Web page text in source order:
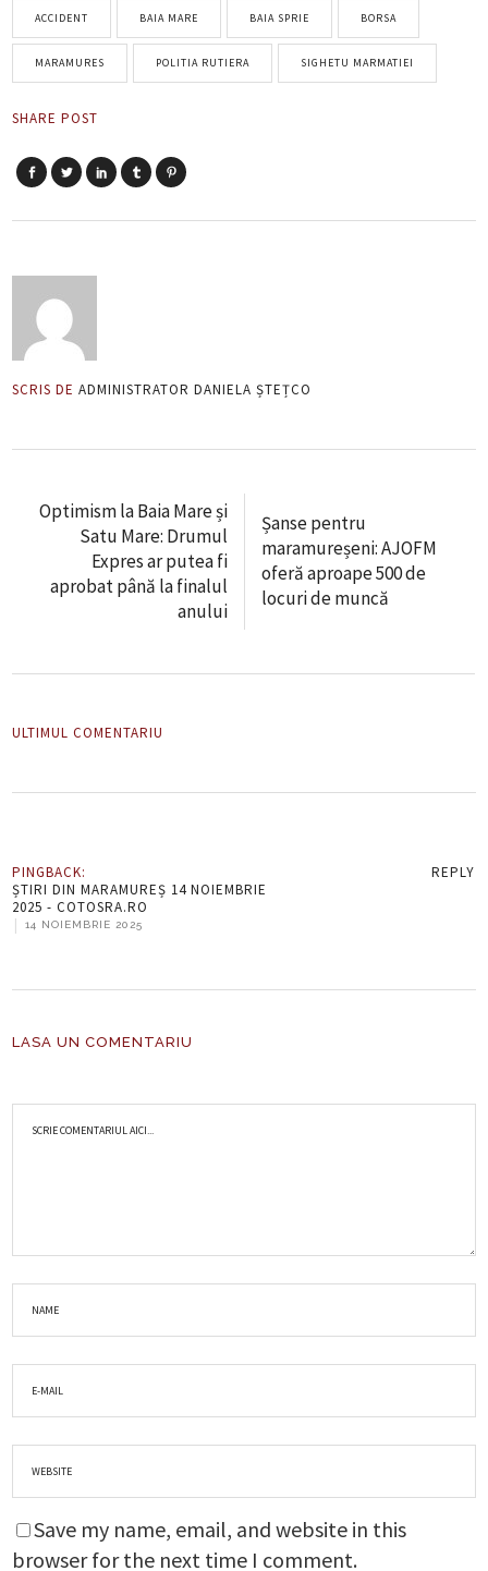
ACCIDENT BAIA MARE BAIA SPRIE BORSA
MARAMURES POLITIA RUTIERA SIGHETU MARMATIEI
SHARE POST
SCRIS DE ADMINISTRATOR DANIELA ȘTEȚCO
Optimism la Baia Mare și
Satu Mare: Drumul
Expres ar putea fi
aprobat până la finalul
anului
Șanse pentru
maramureșeni: AJOFM
oferă aproape 500 de
locuri de muncă
ULTIMUL COMENTARIU
PINGBACK:
ȘTIRI DIN MARAMUREȘ 14 NOIEMBRIE
2025 - COTOSRA.RO
|
14 NOIEMBRIE 2025
REPLY
LASA UN COMENTARIU
Save my name, email, and website in this
browser for the next time I comment.